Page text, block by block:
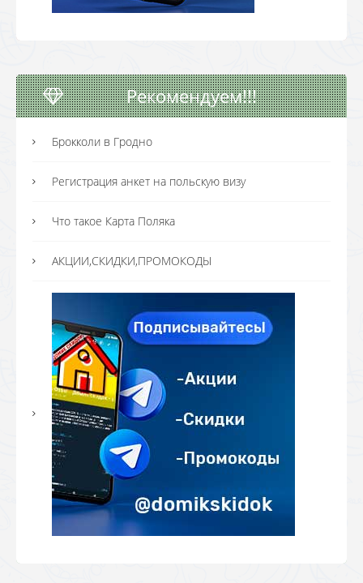
Рекомендуем!!!
Брокколи в Гродно
Регистрация анкет на польскую визу
Что такое Карта Поляка
АКЦИИ,СКИДКИ,ПРОМОКОДЫ